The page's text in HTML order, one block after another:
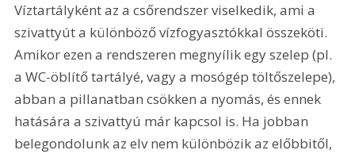
Víztartályként az a csőrendszer viselkedik, ami a
szivattyút a különböző vízfogyasztókkal összeköti.
Amikor ezen a rendszeren megnyílik egy szelep (pl.
a WC-öblítő tartályé, vagy a mosógép töltőszelepe),
abban a pillanatban csökken a nyomás, és ennek
hatására a szivattyú már kapcsol is. Ha jobban
belegondolunk az elv nem különbözik az előbbitől,